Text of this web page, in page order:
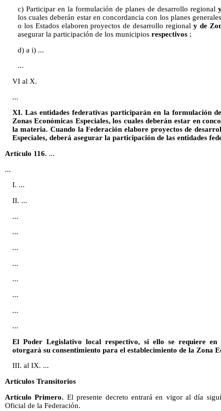
c) Participar en la formulación de planes de desarrollo regional
los cuales deberán estar en concordancia con los planes
o los Estados elaboren proyectos de desarrollo regionaly de
asegurar la participación de los municipios respectivos;
d) a i) ...
...
VI al X.
...
XI. Las entidades federativas participarán en la formulación
Zonas Económicas Especiales, los cuales deberán estar en
la materia. Cuando la Federación elabore proyectos de
Especiales, deberá asegurar la participación de las entidades
Artículo 116. ...
...
I. ...
II. ...
...
...
...
...
...
...
...
...
El Poder Legislativo local respectivo, si ello se requiere en
otorgará su consentimiento para el establecimiento de la Zona
III. al IX. ...
Artículos Transitorios
Artículo Primero. El presente decreto entrará en vigor al día
Oficial de la Federación.